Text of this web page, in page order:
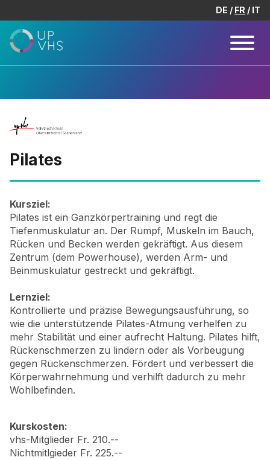
DE FR IT
Pilates
Kursziel:
Pilates ist ein Ganzkörpertraining und regt die
Tiefenmuskulatur an. Der Rumpf, Muskeln im Bauch,
Rücken und Becken werden gekräftigt. Aus diesem
Zentrum (dem Powerhouse), werden Arm- und
Beinmuskulatur gestreckt und gekräftigt.
Lernziel:
Kontrollierte und präzise Bewegungsausführung, so
wie die unterstützende Pilates-Atmung verhelfen zu
mehr Stabilität und einer aufrecht Haltung. Pilates hilft,
Rückenschmerzen zu lindern oder als Vorbeugung
gegen Rückenschmerzen. Fördert und verbessert die
Körperwahrnehmung und verhilft dadurch zu mehr
Wohlbefinden.
Kurskosten:
vhs-Mitglieder Fr. 210.--
Nichtmitlgieder Fr. 225.--